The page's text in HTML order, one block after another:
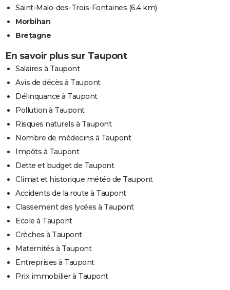
Saint-Malo-des-Trois-Fontaines (6.4 km)
Morbihan
Bretagne
En savoir plus sur Taupont
Salaires à Taupont
Avis de décès à Taupont
Délinquance à Taupont
Pollution à Taupont
Risques naturels à Taupont
Nombre de médecins à Taupont
Impôts à Taupont
Dette et budget de Taupont
Climat et historique météo de Taupont
Accidents de la route à Taupont
Classement des lycées à Taupont
Ecole à Taupont
Crèches à Taupont
Maternités à Taupont
Entreprises à Taupont
Prix immobilier à Taupont